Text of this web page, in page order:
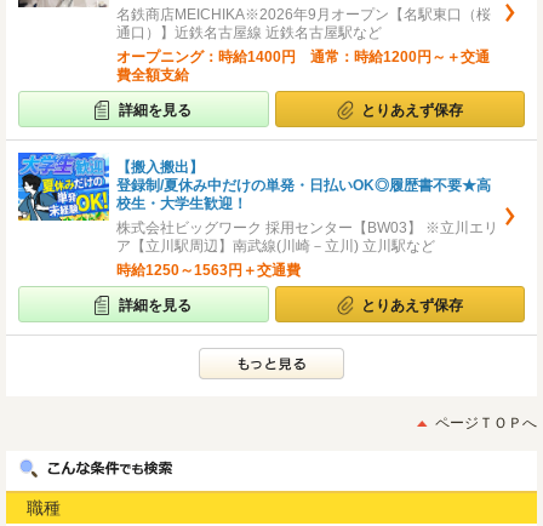
名鉄商店MEICHIKA※2026年9月オープン【名駅東口（桜
通口）】近鉄名古屋線 近鉄名古屋駅など
オープニング：時給1400円 通常：時給1200円～＋交通
費全額支給
詳細を見る とりあえず保存
【搬入搬出】
登録制/夏休み中だけの単発・日払いOK◎履歴書不要★高
校生・大学生歓迎！
株式会社ビッグワーク 採用センター【BW03】 ※立川エリ
ア【立川駅周辺】南武線(川崎－立川) 立川駅など
時給1250～1563円＋交通費
詳細を見る とりあえず保存
ページＴＯＰへ
職種